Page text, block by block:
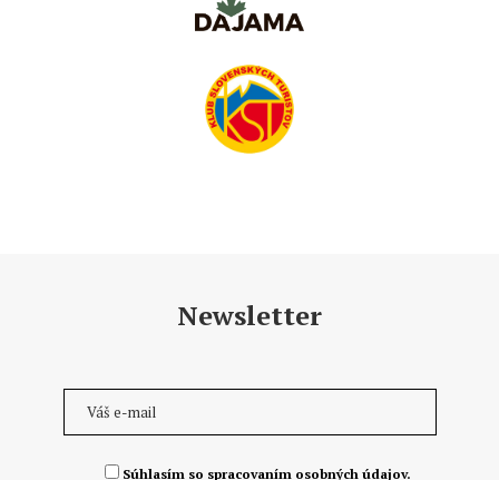
Newsletter
Súhlasím so spracovaním osobných údajov.